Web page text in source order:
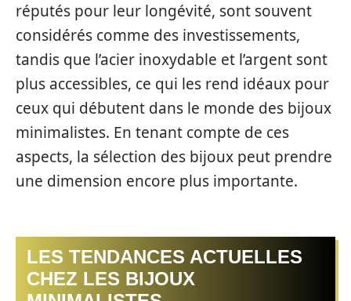
réputés pour leur longévité, sont souvent
considérés comme des investissements,
tandis que l’acier inoxydable et l’argent sont
plus accessibles, ce qui les rend idéaux pour
ceux qui débutent dans le monde des bijoux
minimalistes. En tenant compte de ces
aspects, la sélection des bijoux peut prendre
une dimension encore plus importante.
LES TENDANCES ACTUELLES
CHEZ LES BIJOUX